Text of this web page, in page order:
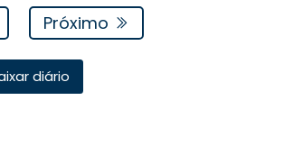
Próximo
diário